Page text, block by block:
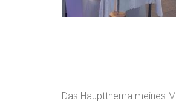
Das Hauptthema meines